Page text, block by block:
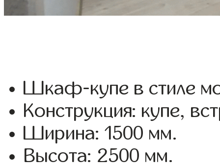
Шкаф-купе в стиле
Конструкция: купе,
Ширина: 1500 мм.
Высота: 2500 мм.